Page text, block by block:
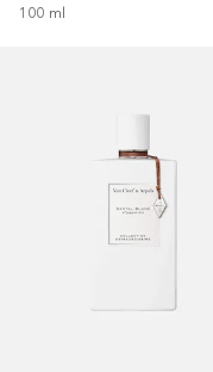
100 ml